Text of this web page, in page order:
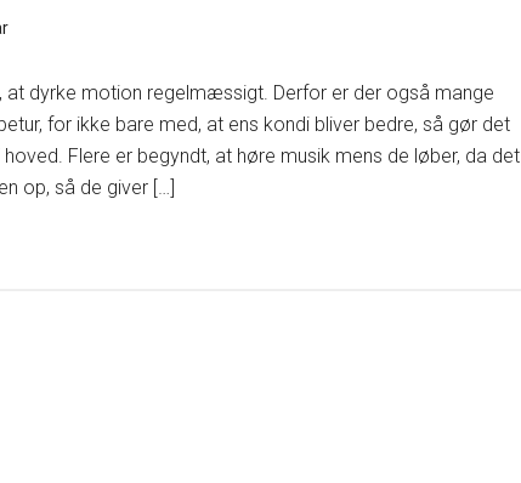
at dyrke motion regelmæssigt. Derfor er der også mange
for ikke bare med, at ens kondi bliver bedre, så gør det
Flere er begyndt, at høre musik mens de løber, da det
op, så de giver […]